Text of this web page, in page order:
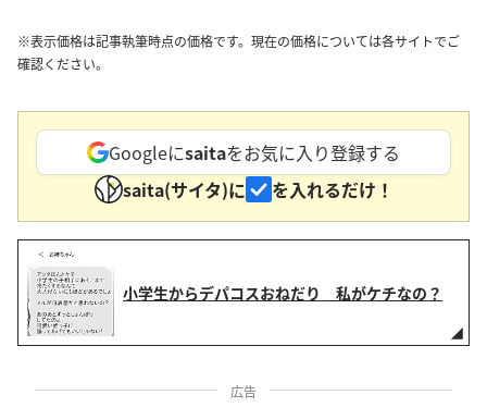
※表示価格は記事執筆時点の価格です。現在の価格については各サイトでご
確認ください。
Googleにsaitaをお気に入り登録する
saita(サイタ)に
を入れるだけ！
小学生からデパコスおねだり 私がケチなの？
広告